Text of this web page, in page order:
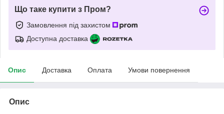
Що таке купити з Пром?
Замовлення під захистом
Доступна доставка
Опис Доставка Оплата Умови повернення
Опис